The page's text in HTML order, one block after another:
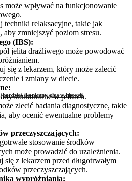
ikoniczny głos w historii
może wpływać na funkcjonowanie
techniki relaksacyjne, takie jak
aby zmniejszyć poziom stresu.
(IBS):
jelita drażliwego może powodować
się z lekarzem, który może zalecić
i zmiany w diecie.
strukturalne w jelitach.
zlecić badania diagnostyczne, takie
aby ocenić ewentualne problemy
przeczyszczających:
stosowanie środków
może prowadzić do uzależnienia.
się z lekarzem przed długotrwałym
przeczyszczających.
wypróżniania: